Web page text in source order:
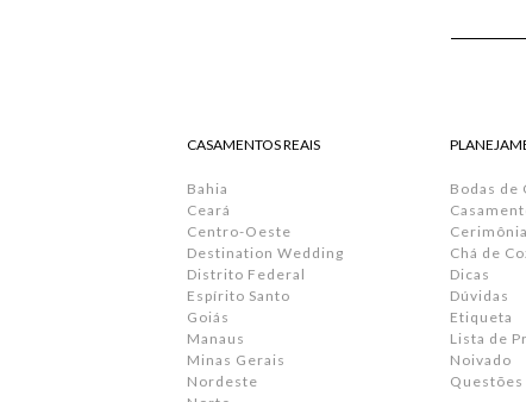
CASAMENTOS REAIS
Bahia
Ceará
Centro-Oeste
Destination Wedding
Distrito Federal
Espírito Santo
Goiás
Manaus
Minas Gerais
Nordeste
Bodas de
Cerimônia
Chá de
Dicas
Dúvidas
Etiqueta
Lista de
Noivado